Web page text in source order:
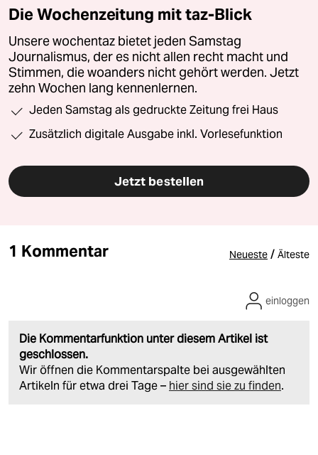
Die Wochenzeitung mit taz-Blick
Unsere wochentaz bietet jeden Samstag
Journalismus, der es nicht allen recht macht und
Stimmen, die woanders nicht gehört werden. Jetzt
zehn Wochen lang kennenlernen.
Jeden Samstag als gedruckte Zeitung frei Haus
Zusätzlich digitale Ausgabe inkl. Vorlesefunktion
Jetzt bestellen
1 Kommentar Neueste / Älteste
Die Kommentarfunktion unter diesem Artikel ist
geschlossen.
Wir öffnen die Kommentarspalte bei ausgewählten
Artikeln für etwa drei Tage – hier sind sie zu finden.
einloggen